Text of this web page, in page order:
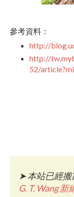
參考資料：
http://
http://
52/
➤本站已經搬
G. T. Wang 新